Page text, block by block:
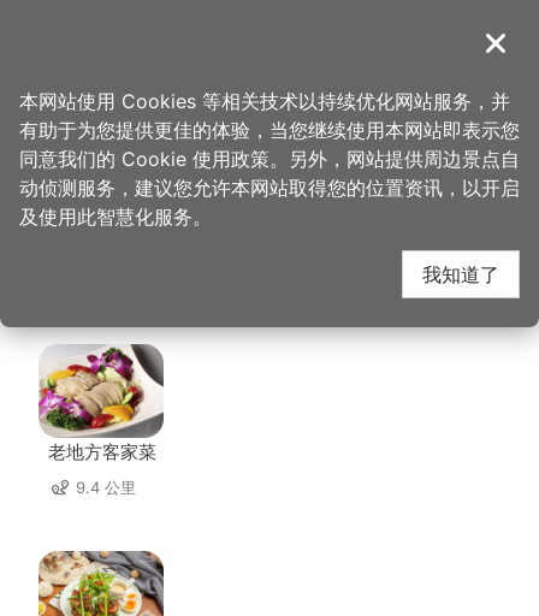
導覽
首页 > 想去的地方 > 美食、购物 > 星之恋咖啡美食馆
星之恋咖啡美食馆 周边
店家
老地方客家菜
9.4 公里
关闭
本网站使用 Cookies 等相关技术以持续优化网站服务，并
有助于为您提供更佳的体验，当您继续使用本网站即表示您
同意我们的 Cookie 使用政策。另外，网站提供周边景点自
动侦测服务，建议您允许本网站取得您的位置资讯，以开启
及使用此智慧化服务。
我知道了